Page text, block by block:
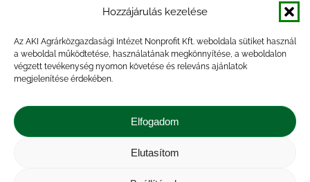
Hozzájárulás kezelése
Az AKI Agrárközgazdasági Intézet Nonprofit Kft. weboldala sütiket használ
a weboldal működtetése, használatának megkönnyítése, a weboldalon
végzett tevékenység nyomon követése és releváns ajánlatok
megjelenítése érdekében.
Elfogadom
Elutasítom
nemzetközi árinformációk
paradicsom piac piaci jelentés
pulyka pulykahús sertés sertéshús
szarvasmarha termelés
termelői
zöldség árak
átlagárértékesítési ár